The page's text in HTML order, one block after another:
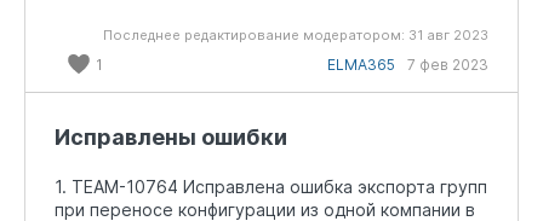
Последнее редактирование модератором: 31 авг 2023
1 ELMA365 7 фев 2023
Исправлены ошибки
1. TEAM-10764 Исправлена ошибка экспорта групп
при переносе конфигурации из одной компании в